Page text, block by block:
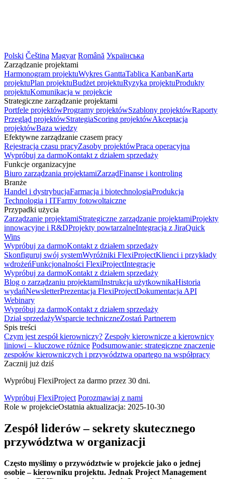
Polski Čeština Magyar Română Українська
Zarządzanie projektami
Harmonogram projektuWykres GanttaTablica KanbanKarta
projektuPlan projektuBudżet projektuRyzyka projektuProdukty
projektuKomunikacja w projekcie
Strategiczne zarządzanie projektami
Portfele projektówProgramy projektówSzablony projektówRaporty
Przegląd projektówStrategiaScoring projektówAkceptacja
projektówBaza wiedzy
Efektywne zarządzanie czasem pracy
Rejestracja czasu pracyZasoby projektówPraca operacyjna
Wypróbuj za darmoKontakt z działem sprzedaży
Funkcje organizacyjne
Biuro zarządzania projektamiZarządFinanse i kontroling
Branże
Handel i dystrybucjaFarmacja i biotechnologiaProdukcja
Technologia i ITFarmy fotowoltaiczne
Przypadki użycia
Zarządzanie projektamiStrategiczne zarządzanie projektamiProjekty
innowacyjne i R&DProjekty powtarzalneIntegracja z JiraQuick
Wins
Wypróbuj za darmoKontakt z działem sprzedaży
Skonfiguruj swój systemWyróżniki FlexiProjectKlienci i przykłady
wdrożeńFunkcjonalności FlexiProjectIntegracje
Wypróbuj za darmoKontakt z działem sprzedaży
Blog o zarządzaniu projektamiInstrukcja użytkownikaHistoria
wydańNewsletterPrezentacja FlexiProjectDokumentacja API
Webinary
Wypróbuj za darmoKontakt z działem sprzedaży
Dział sprzedażyWsparcie techniczneZostań Partnerem
Spis treści
Czym jest zespół kierowniczy? Zespoły kierownicze a kierownicy
liniowi – kluczowe różnice Podsumowanie: strategiczne znaczenie
zespołów kierowniczych i przywództwa opartego na współpracy
Zacznij już dziś
Wypróbuj FlexiProject za darmo przez 30 dni.
Wypróbuj FlexiProject Porozmawiaj z nami
Role w projekcieOstatnia aktualizacja: 2025-10-30
Zespół liderów – sekrety skutecznego
przywództwa w organizacji
Często myślimy o przywództwie w projekcie jako o jednej
osobie – kierowniku projektu. Jednak Project Management